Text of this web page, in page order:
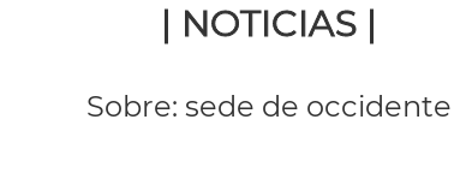
| NOTICIAS |
Sobre: sede de occidente